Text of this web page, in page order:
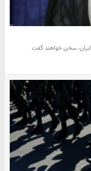
ایران، سخن خواهند گفت